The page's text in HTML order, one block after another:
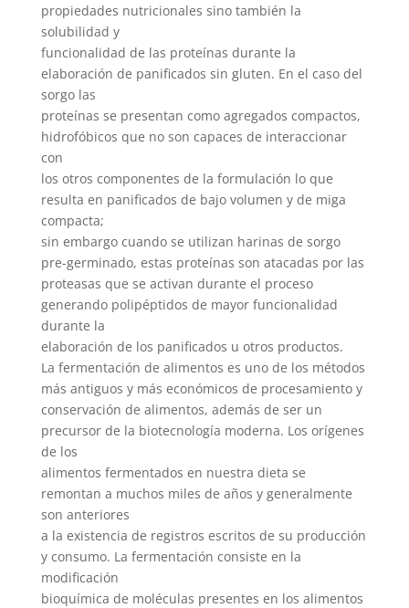
propiedades nutricionales sino también la
solubilidad y
funcionalidad de las proteínas durante la
elaboración de panificados sin gluten. En el caso del
sorgo las
proteínas se presentan como agregados compactos,
hidrofóbicos que no son capaces de interaccionar
con
los otros componentes de la formulación lo que
resulta en panificados de bajo volumen y de miga
compacta;
sin embargo cuando se utilizan harinas de sorgo
pre-germinado, estas proteínas son atacadas por las
proteasas que se activan durante el proceso
generando polipéptidos de mayor funcionalidad
durante la
elaboración de los panificados u otros productos.
La fermentación de alimentos es uno de los métodos
más antiguos y más económicos de procesamiento y
conservación de alimentos, además de ser un
precursor de la biotecnología moderna. Los orígenes
de los
alimentos fermentados en nuestra dieta se
remontan a muchos miles de años y generalmente
son anteriores
a la existencia de registros escritos de su producción
y consumo. La fermentación consiste en la
modificación
bioquímica de moléculas presentes en los alimentos